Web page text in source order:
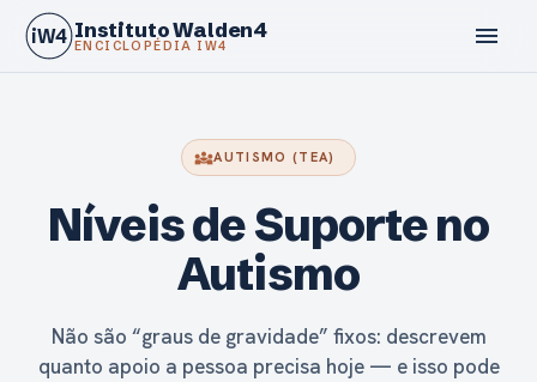
iW4 Instituto Walden4
ENCICLOPÉDIA IW4 menu
calendar_today
diversity_3AUTISMO (TEA)
Níveis de Suporte no
Autismo
Não são “graus de gravidade” fixos: descrevem
quanto apoio a pessoa precisa hoje — e isso pode